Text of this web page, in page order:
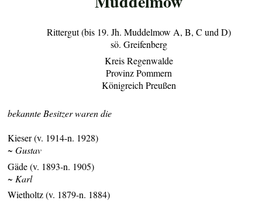
Rittergut (bis 19. Jh. Muddelmow A, B, C und D)
sö. Greifenberg
Kreis Regenwalde
Provinz Pommern
Königreich Preußen
bekannte Besitzer waren die
Kieser (v. 1914-n. 1928)
~ Gustav
Gäde (v. 1893-n. 1905)
~ Karl
Wietholtz (v. 1879-n. 1884)